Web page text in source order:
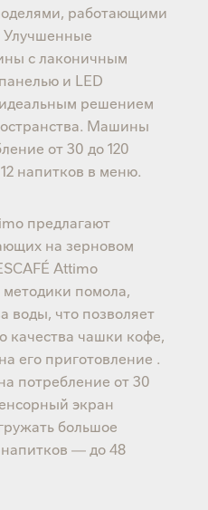
работающими
Улучшенные
с лаконичным
и LED
решением
Машины
от 30 до 120
напитков в меню.
предлагают
на зерновом
Attimo
помола,
воды, что позволяет
качества чашки кофе,
его приготовление .
потребление от 30
экран
большое
— до 48